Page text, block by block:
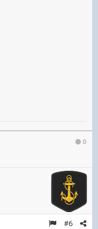
0
#6